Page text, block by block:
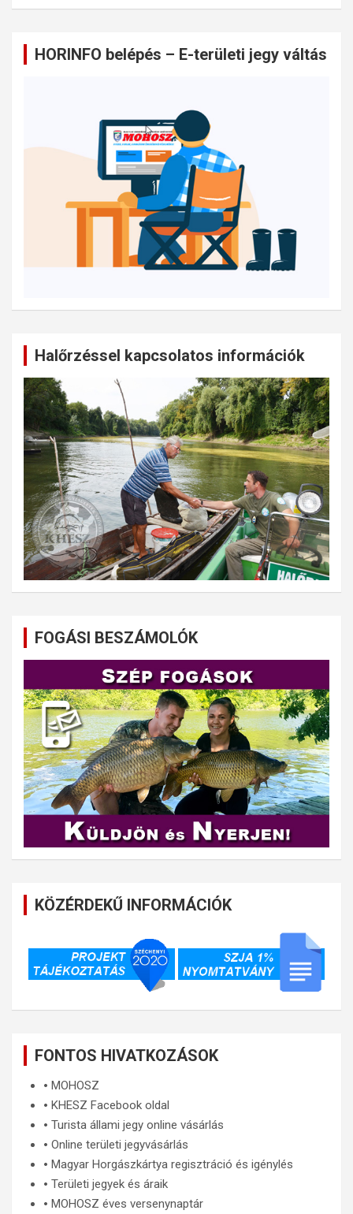
HORINFO belépés – E-területi jegy váltás
Halőrzéssel kapcsolatos információk
FOGÁSI BESZÁMOLÓK
KÖZÉRDEKŰ INFORMÁCIÓK
FONTOS HIVATKOZÁSOK
🞄 MOHOSZ
🞄 KHESZ Facebook oldal
🞄 Turista állami jegy online vásárlás
🞄 Online területi jegyvásárlás
🞄 Magyar Horgászkártya regisztráció és igénylés
🞄 Területi jegyek és áraik
🞄 MOHOSZ éves versenynaptár